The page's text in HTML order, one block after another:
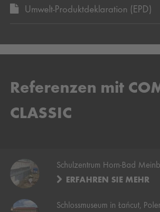
Umwelt-Produktdeklaration (EPD)
Referenzen mit
CLASSIC
Schulzentrum Horn-Bad
ERFAHREN SIE MEHR
Schlossmuseum in Łańcut,